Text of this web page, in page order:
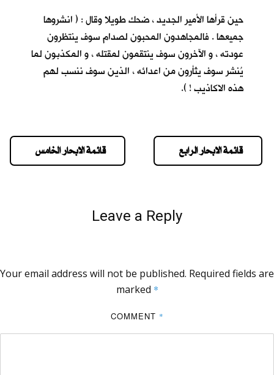
حين قرأها الأمير الجديد ، ضحك طويلا وقال : ( انشروها
جميعها . فالمجاهدون المحبون لصدام سوف ينتظرون
عودته ، و الآخرون سوف ينتقمون لمقتله ، و المكذبون لما
يُنشر سوف يثأرون من اعدائه ، الذين سوف ننسب لهم
هذه الاكاذيب ! ).
قائمة الابحار الخامس قائمة الابحار الرابع
Leave a Reply
Your email address will not be published. Required fields are
marked *
COMMENT *